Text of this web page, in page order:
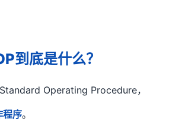
到底是什么？
Operating Procedure，
程序。